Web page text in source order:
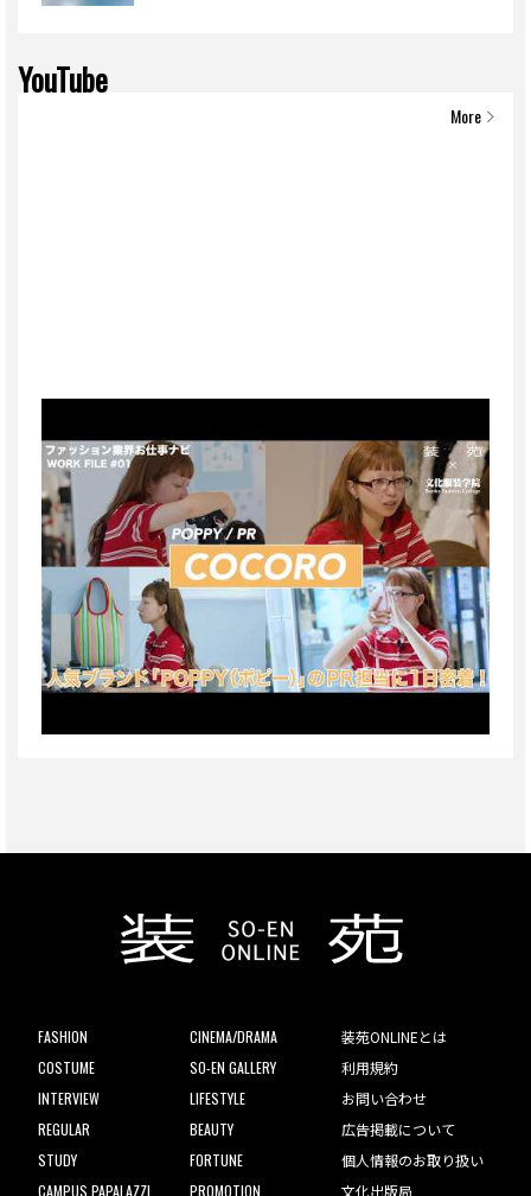
YouTube
More
FASHION
COSTUME
INTERVIEW
REGULAR
STUDY
CAMPUS PAPALAZZI
CINEMA/DRAMA
SO-EN GALLERY
LIFESTYLE
BEAUTY
FORTUNE
PROMOTION
装苑ONLINEとは
利用規約
お問い合わせ
広告掲載について
個人情報のお取り扱い
文化出版局